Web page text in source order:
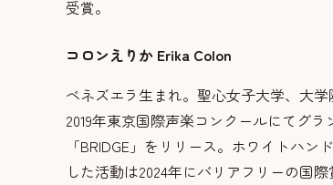
受賞。
コロンえりか Erika Colon
ベネズエラ生まれ。聖心女子大学、大
2019年東京国際声楽コンクールにてグ
「BRIDGE」をリリース。ホワイトハ
した活動は2024年にバリアフリーの国